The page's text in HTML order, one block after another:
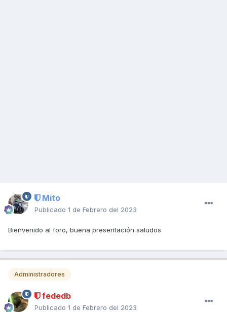
Mito
Publicado 1 de Febrero del 2023
Bienvenido al foro, buena presentación saludos
Administradores
fededb
Publicado 1 de Febrero del 2023